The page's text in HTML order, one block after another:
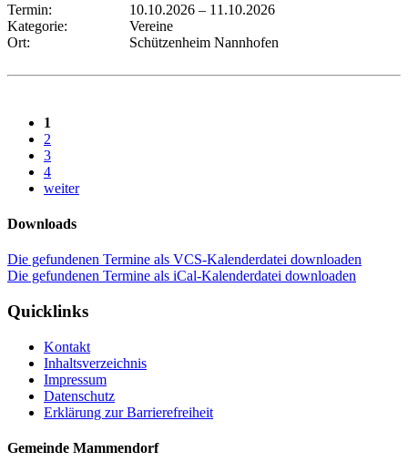
Termin:
10.10.2026 – 11.10.2026
Kategorie:
Vereine
Ort:
Schützenheim Nannhofen
1
2
3
4
weiter
Downloads
Die gefundenen Termine als VCS-Kalenderdatei downloaden
Die gefundenen Termine als iCal-Kalenderdatei downloaden
Quicklinks
Kontakt
Inhaltsverzeichnis
Impressum
Datenschutz
Erklärung zur Barrierefreiheit
Gemeinde Mammendorf